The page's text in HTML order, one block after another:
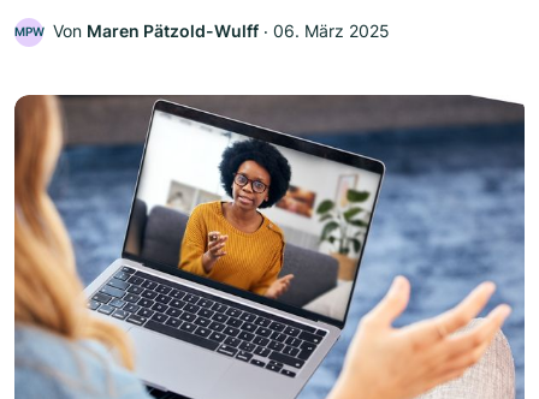
MPW Von Maren Pätzold-Wulff ‧ 06. März 2025